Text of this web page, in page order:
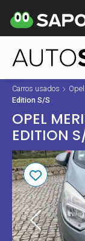
Carros usados Opel
Edition S/S
OPEL
EDITION